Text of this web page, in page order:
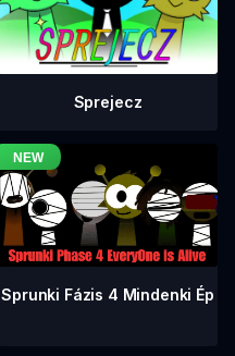
Sprejecz
Sprunki Fázis 4 Mindenki Ép